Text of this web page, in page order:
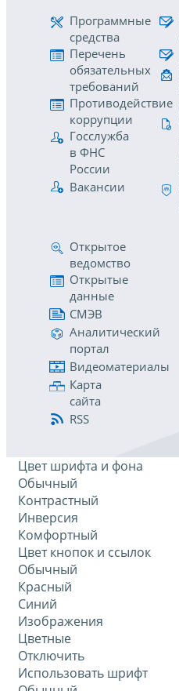
Программные
средства
Перечень
обязательных
требований
Противодействие
коррупции
Госслужба
в ФНС
России
Вакансии
Открытое
ведомство
Открытые
данные
СМЭВ
Аналитический
портал
Видеоматериалы
Карта
сайта
RSS
Цвет шрифта и фона
Обычный
Контрастный
Инверсия
Комфортный
Цвет кнопок и ссылок
Обычный
Красный
Синий
Изображения
Цветные
Отключить
Использовать шрифт